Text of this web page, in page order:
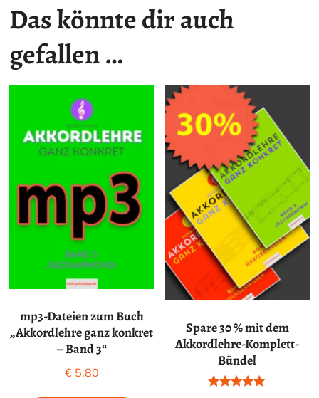
Das könnte dir auch
gefallen …
mp3-Dateien zum Buch
„Akkordlehre ganz konkret
– Band 3“
€5,80
Spare 30 % mit dem
Akkordlehre-Komplett-
Bündel